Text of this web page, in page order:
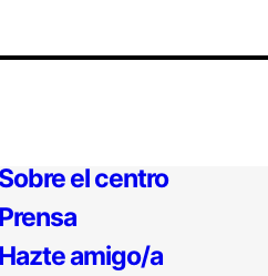
Sobre el centro
Prensa
Hazte amigo/a